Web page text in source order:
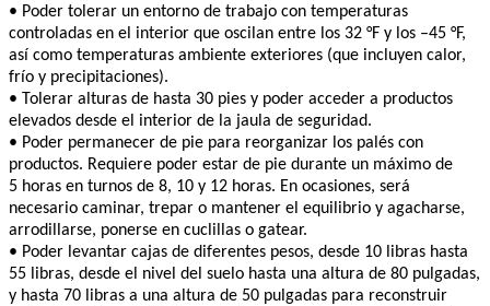
• Poder tolerar un entorno de trabajo con temperaturas
controladas en el interior que oscilan entre los 32 °F y los –45 °F,
así como temperaturas ambiente exteriores (que incluyen calor,
frío y precipitaciones).
• Tolerar alturas de hasta 30 pies y poder acceder a productos
elevados desde el interior de la jaula de seguridad.
• Poder permanecer de pie para reorganizar los palés con
productos. Requiere poder estar de pie durante un máximo de
5 horas en turnos de 8, 10 y 12 horas. En ocasiones, será
necesario caminar, trepar o mantener el equilibrio y agacharse,
arrodillarse, ponerse en cuclillas o gatear.
• Poder levantar cajas de diferentes pesos, desde 10 libras hasta
55 libras, desde el nivel del suelo hasta una altura de 80 pulgadas,
y hasta 70 libras a una altura de 50 pulgadas para reconstruir